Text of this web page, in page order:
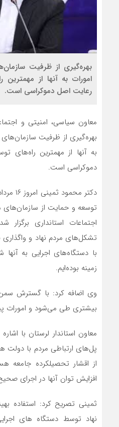
بهره‌گیری از ظرفیت
امورات به آنها از
رعایت اصل دموکراسی است.
معاون سیاسی، امنیتی و
بهره‌گیری از ظرفیت سازمان‌های
به آنها از مهمترین راه‌های
دموکراسی است.
دکتر
توسعه و حمایت از سازمان‌های
اجتماعات استانداری برگزار
تشکل‌های مردم نهاد و
با دستگاه‌های اجرایی به
زمینه بوده‌ایم.
وی اضافه کرد: با گسترش
بیشتری طی می‌شود و امورات
معاون استاندار لرستان با
پل‌های ارتباطی مردم با دولت
از اقشار تحصیلکرده
افزایش توان آنها در اجرای
ثمینی تصریح کرد: استفاده
نهاد توسط دستگاه های